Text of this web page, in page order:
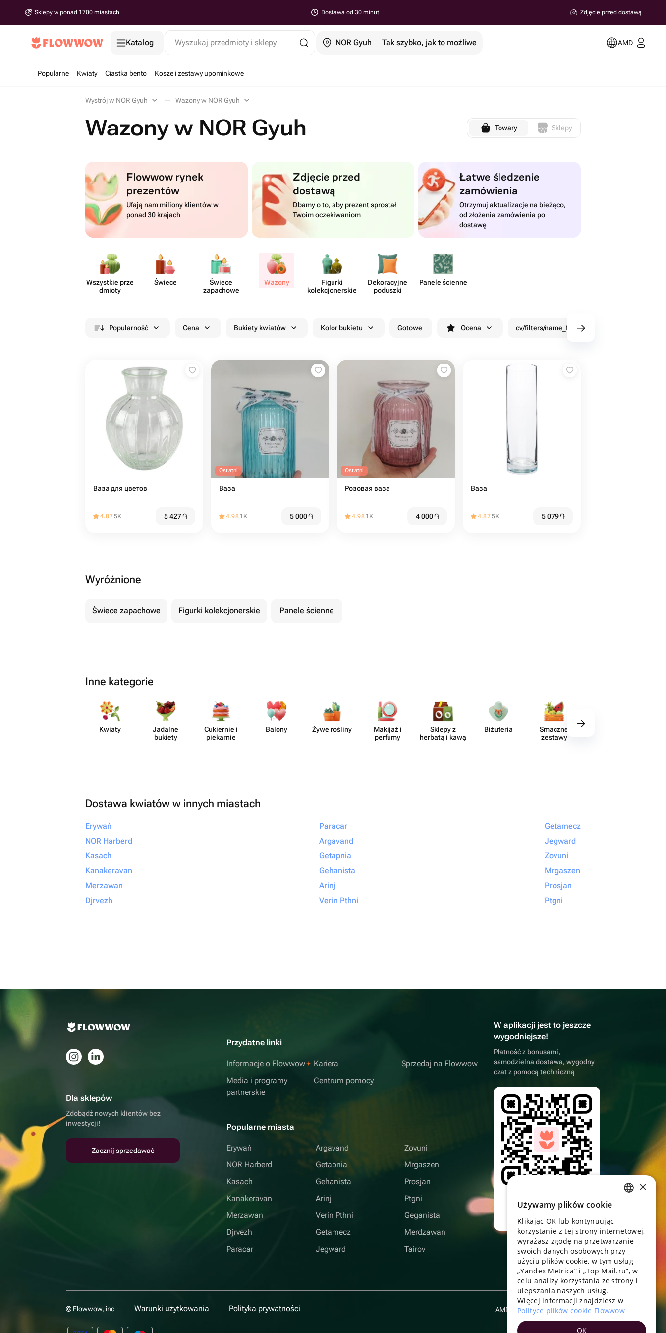
Sklepy w ponad 1700 miastach Dostawa od 30 minut Zdjęcie przed dostawą
Katalog Wyszukaj przedmioty i sklepy NOR Gyuh Tak szybko, jak to możliwe AMD
Popularne Kwiaty Ciastka bento Kosze i zestawy upominkowe
Wystrój w NOR Gyuh Wazony w NOR Gyuh
Wazony w NOR Gyuh Towary Sklepy
Flowwow rynek
prezentów
Ufają nam miliony klientów w
ponad 30 krajach
Zdjęcie przed
dostawą
Dbamy o to, aby prezent sprostał
Twoim oczekiwaniom
Łatwe śledzenie
zamówienia
Otrzymuj aktualizacje na bieżąco,
od złożenia zamówienia po
dostawę
Wszystkie prze​
dmioty
Świece
Świece
zapachowe
Wazony
Figurki
kolekcjon​erskie
Dekor​acyjne
poduszki
Panele ścienne
Popularność Cena Bukiety kwiatów Kolor bukietu Gotowe Ocena cv/filters/name_fast_delivery
Ваза для цветов
4.875K 5 427֏
Ostatni
Ваза
4.98 1K 5 000֏
Ostatni
Розовая ваза
4.98 1K 4 000֏
Ваза
4.875K 5 079֏
Wyróżnione
Świece zapachowe Figurki kolekcjonerskie Panele ścienne
Inne kategorie
Kwiaty
Jadalne
bukiety
Cukiernie i
piekarnie
Balony Żywe rośliny
Makijaż i
perfumy
Sklepy z
herbatą i kawą
Biżuteria
Smaczne
zestawy
Dostawa kwiatów w innych miastach
Erywań
NOR Harberd
Kasach
Kanakeravan
Merzawan
Djrvezh
Paracar
Argavand
Getapnia
Gehanista
Arinj
Verin Pthni
Getamecz
Jegward
Zovuni
Mrgaszen
Prosjan
Ptgni
Dla sklepów
Zdobądź nowych klientów bez
inwestycji!
Zacznij sprzedawać
Przydatne linki
Informacje o Flowwow
Media i programy
partnerskie
Kariera
Centrum pomocy
Sprzedaj na Flowwow
Popularne miasta
Erywań
NOR Harberd
Kasach
Kanakeravan
Merzawan
Djrvezh
Paracar
Argavand
Getapnia
Gehanista
Arinj
Verin Pthni
Getamecz
Jegward
Zovuni
Mrgaszen
Prosjan
Ptgni
Geganista
Merdzawan
Tairov
W aplikacji jest to jeszcze
wygodniejsze!
Płatność z bonusami,
samodzielna dostawa, wygodny
czat z pomocą techniczną
pobierz aplikację
© Flowwow, inc Warunki użytkowania Polityka prywatności AMD Polski
UKRAINIAN
PORTUGUESE
SPANISH
×
Używamy plików cookie
Klikając OK lub kontynuując
korzystanie z tej strony internetowej,
wyrażasz zgodę na przetwarzanie
swoich danych osobowych przy
użyciu plików cookie, w tym usług
„Yandex Metrica” i „Top Mail.ru”, w
celu analizy korzystania ze strony i
ulepszania naszych usług.
Więcej informacji znajdziesz w
Polityce plików cookie Flowwow
OK